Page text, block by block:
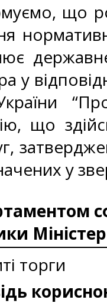
що
у
що
у
торги